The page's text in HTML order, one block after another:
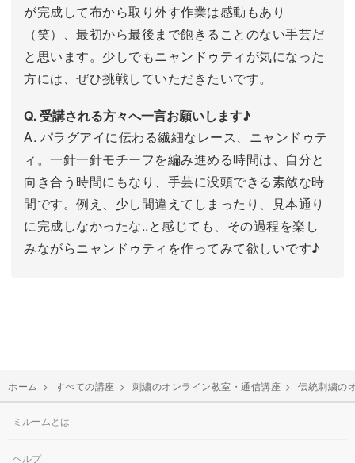
が完成して布から取り外す作業は感動もあり
（笑）、最初から最後まで飽きることのない手芸だ
と思います。少しでもニャンドゥティが気になった
方には、ぜひ挑戦していただきたいです。
Q. 受講される方々へ一言お願いします♪
A. パラグアイに伝わる繊細なレース、ニャンドゥテ
ィ。一針一針モチーフを編み進める時間は、自分と
向き合う時間にもなり、手芸に没頭できる素敵な時
間です。例え、少し間違えてしまったり、見本通り
に完成しなかったな..と感じても、その過程を楽し
みながらニャンドゥティを作ってみて欲しいです♪
ホーム > すべての講座 > 刺繍のオンライン教室・通信講座 > 伝統刺繍の
ミルームとは
ヘルプ